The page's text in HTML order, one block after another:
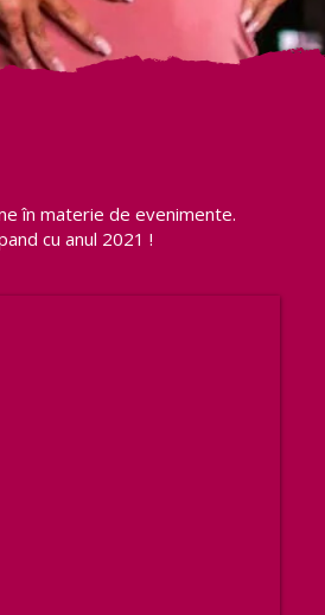
în materie de evenimente.
cu anul 2021 !